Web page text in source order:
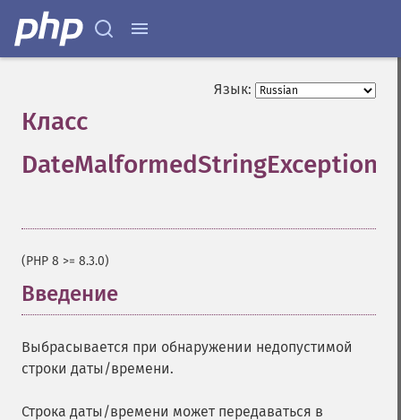
Язык:
Класс
DateMalformedStringException
(PHP 8 >= 8.3.0)
Введение
Выбрасывается при обнаружении недопустимой
строки даты/времени.
Строка даты/времени может передаваться в